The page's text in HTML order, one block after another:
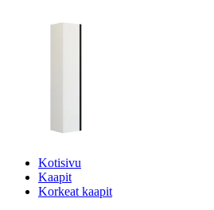
Kotisivu
Kaapit
Korkeat kaapit